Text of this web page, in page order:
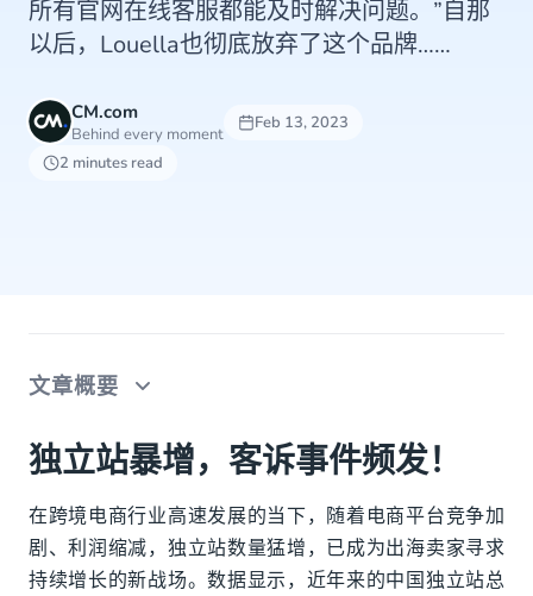
所有官网在线客服都能及时解决问题。”自那
以后，Louella也彻底放弃了这个品牌……
CM.com
Behind every moment
Feb 13, 2023
2 minutes read
文章概要
独立站暴增，客诉事件频发！
客户满意度飙升！
独立站暴增，客诉事件频发！
在跨境电商行业高速发展的当下，随着电商平台竞争加
剧、利润缩减，独立站数量猛增，已成为出海卖家寻求
持续增长的新战场。数据显示，近年来的中国独立站总